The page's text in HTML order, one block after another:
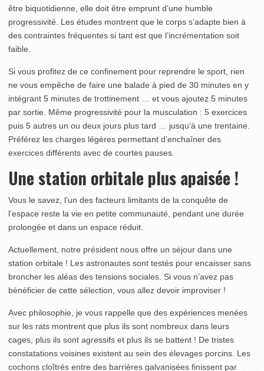
être biquotidienne, elle doit être emprunt d’une humble
progressivité. Les études montrent que le corps s’adapte bien à
des contraintes fréquentes si tant est que l’incrémentation soit
faible.
Si vous profitez de ce confinement pour reprendre le sport, rien
ne vous empêche de faire une balade à pied de 30 minutes en y
intégrant 5 minutes de trottinement … et vous ajoutez 5 minutes
par sortie. Même progressivité pour la musculation : 5 exercices
puis 5 autres un ou deux jours plus tard … jusqu’à une trentaine.
Préférez les charges légères permettant d’enchaîner des
exercices différents avec de courtes pauses.
Une station orbitale plus apaisée !
Vous le savez, l’un des facteurs limitants de la conquête de
l’espace reste la vie en petite communauté, pendant une durée
prolongée et dans un espace réduit.
Actuellement, notre président nous offre un séjour dans une
station orbitale ! Les astronautes sont testés pour encaisser sans
broncher les aléas des tensions sociales. Si vous n’avez pas
bénéficier de cette sélection, vous allez devoir improviser !
Avec philosophie, je vous rappelle que des expériences menées
sur les rats montrent que plus ils sont nombreux dans leurs
cages, plus ils sont agressifs et plus ils se battent ! De tristes
constatations voisines existent au sein des élevages porcins. Les
cochons cloîtrés entre des barrières galvanisées finissent par